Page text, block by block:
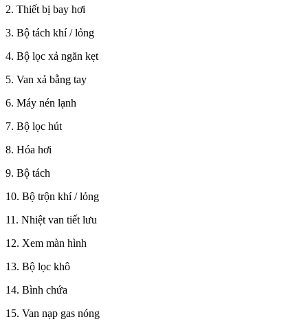
2. Thiết bị bay hơi
3. Bộ tách khí / lỏng
4. Bộ lọc xả ngăn kẹt
5. Van xả bằng tay
6. Máy nén lạnh
7. Bộ lọc hút
8. Hóa hơi
9. Bộ tách
10. Bộ trộn khí / lỏng
11. Nhiệt van tiết lưu
12. Xem màn hình
13. Bộ lọc khô
14. Bình chứa
15. Van nạp gas nóng